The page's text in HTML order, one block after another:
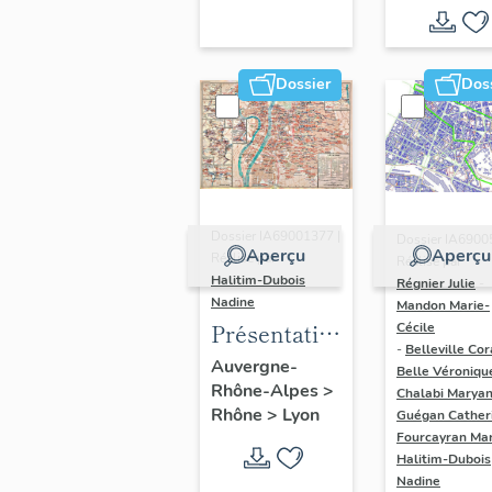
Auvergne-
Rhône-
Alpes
(DOSSIER
EN COURS)
Dossier
Aperçu
Réalisé par
Halitim-Dubois
Nadine
Présentation
et synthèse
du
patrimoine
industriel
Auvergne-
Rhône-Alpes>
Rhône > Lyon
Aperçu
Réalisé par
Régnier Julie
Mandon Marie-
Cécile
- Belleville
Belle
Chalabi
Guégan
Fourcayran
Halitim-Dubois
Nadine